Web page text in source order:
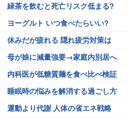
緑茶を飲むと死亡リスク低まる?
ヨーグルト いつ食べたらいい?
休みだが疲れる 隠れ疲労対策は
母が娘に減量強要→家庭内別居へ
内科医が低糖質麺を食べ比べ検証
睡眠時の悩みを解消する過ごし方
運動より代謝 人体の省エネ戦略